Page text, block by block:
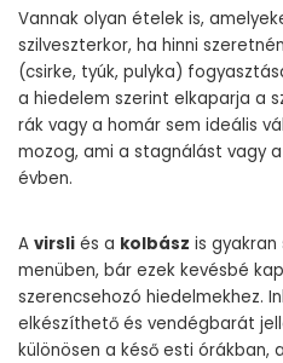
Vannak olyan ételek is,
szilveszterkor, ha hinni
(csirke, tyúk, pulyka)
a hiedelem szerint elkaparja a
rák vagy a homár sem ideális
mozog, ami a stagnálást vagy
évben.
A virsli és a kolbász is gyakran
menüben, bár ezek kevésbé
szerencsehozó hiedelmekhez.
elkészíthető és vendégbarát
különösen a késő esti órákban,